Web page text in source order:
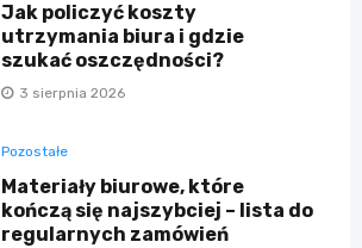
Jak policzyć koszty
utrzymania biura i gdzie
szukać oszczędności?
3 sierpnia 2026
Pozostałe
Materiały biurowe, które
kończą się najszybciej – lista do
regularnych zamówień